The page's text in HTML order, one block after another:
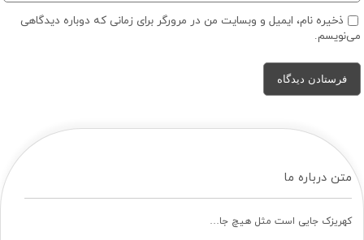
ذخیره نام، ایمیل و وبسایت من در مرورگر برای زمانی که دوباره دیدگاهی
می‌نویسم.
متن درباره ما
کهریزک جایی است مثل هیچ جا…